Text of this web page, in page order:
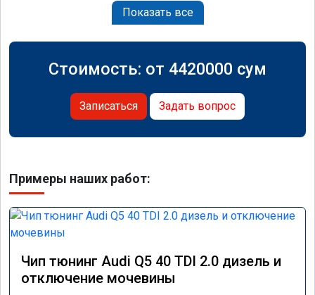
Показать все
Стоимость: от 4420000 сум
Записаться Задать вопрос
Примеры наших работ:
Чип тюнинг Audi Q5 40 TDI 2.0 дизель и
отключение мочевины